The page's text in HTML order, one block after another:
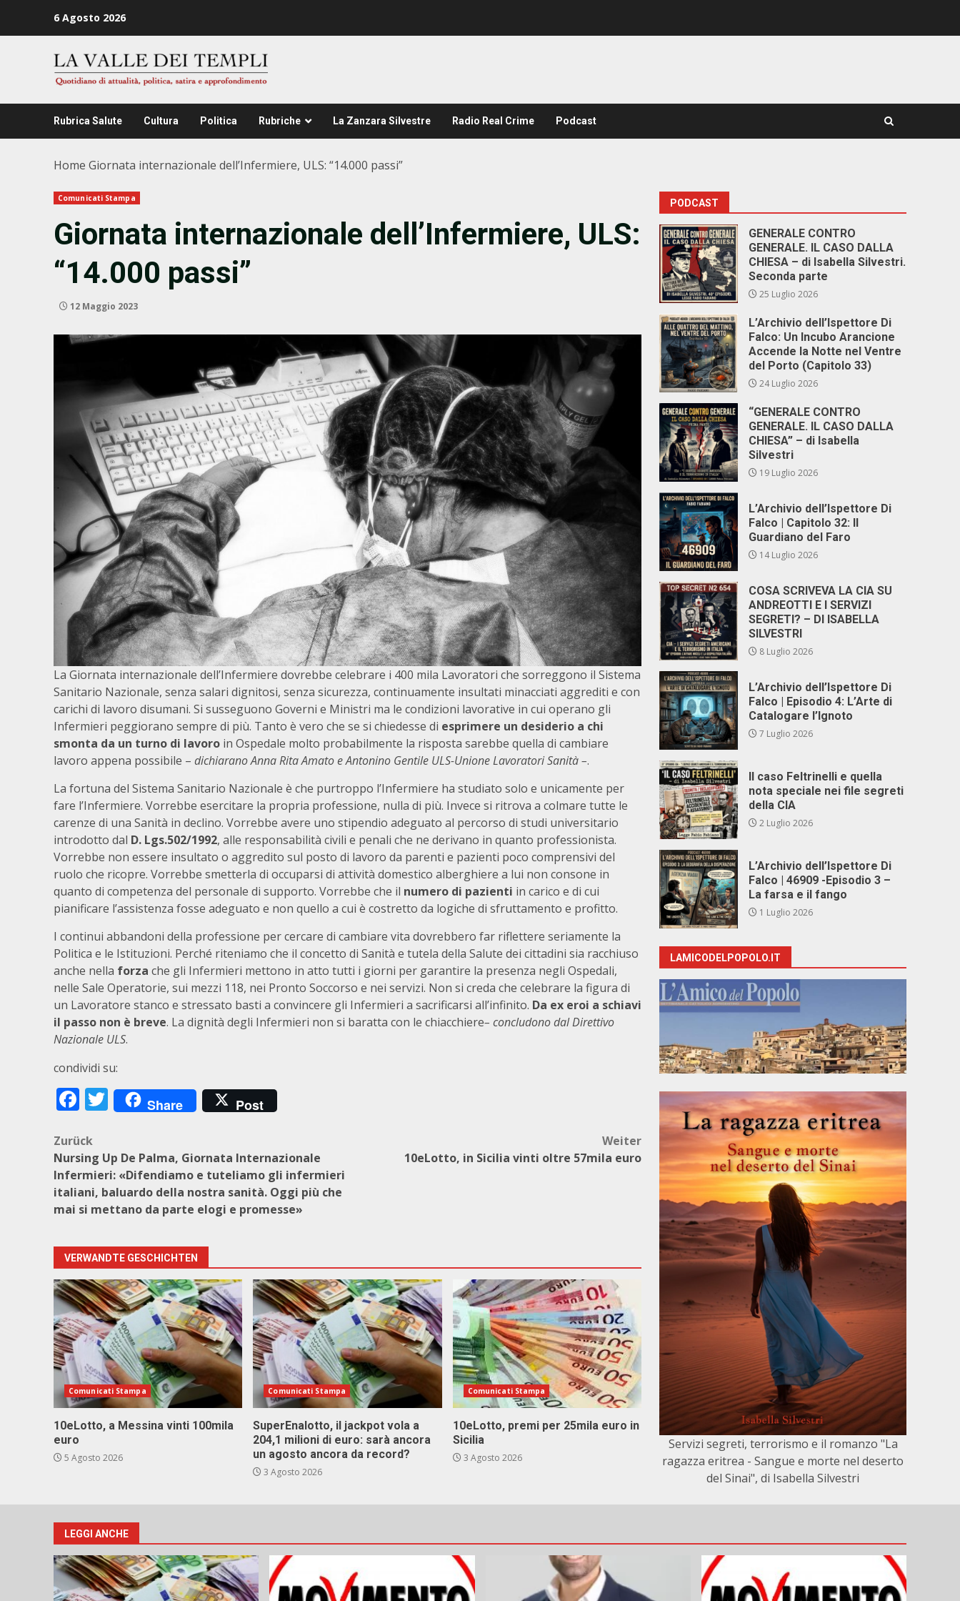
6 Agosto 2026
Rubrica Salute Cultura Politica Rubriche La Zanzara Silvestre Radio Real Crime Podcast
Home Giornata internazionale dell’Infermiere, ULS: “14.000 passi”
Comunicati Stampa
Giornata internazionale dell’Infermiere, ULS:
“14.000 passi”
12 Maggio 2023
La Giornata internazionale dell’Infermiere dovrebbe celebrare i 400 mila Lavoratori che sorreggono il Sistema
Sanitario Nazionale, senza salari dignitosi, senza sicurezza, continuamente insultati minacciati aggrediti e con
carichi di lavoro disumani. Si susseguono Governi e Ministri ma le condizioni lavorative in cui operano gli
Infermieri peggiorano sempre di più. Tanto è vero che se si chiedesse di esprimere un desiderio a chi
smonta da un turno di lavoro in Ospedale molto probabilmente la risposta sarebbe quella di cambiare
lavoro appena possibile – dichiarano Anna Rita Amato e Antonino Gentile ULS-Unione Lavoratori Sanità –.
La fortuna del Sistema Sanitario Nazionale è che purtroppo l’Infermiere ha studiato solo e unicamente per
fare l’Infermiere. Vorrebbe esercitare la propria professione, nulla di più. Invece si ritrova a colmare tutte le
carenze di una Sanità in declino. Vorrebbe avere uno stipendio adeguato al percorso di studi universitario
introdotto dal D. Lgs.502/1992, alle responsabilità civili e penali che ne derivano in quanto professionista.
Vorrebbe non essere insultato o aggredito sul posto di lavoro da parenti e pazienti poco comprensivi del
ruolo che ricopre. Vorrebbe smetterla di occuparsi di attività domestico alberghiere a lui non consone in
quanto di competenza del personale di supporto. Vorrebbe che il numero di pazienti in carico e di cui
pianificare l’assistenza fosse adeguato e non quello a cui è costretto da logiche di sfruttamento e profitto.
I continui abbandoni della professione per cercare di cambiare vita dovrebbero far riflettere seriamente la
Politica e le Istituzioni. Perché riteniamo che il concetto di Sanità e tutela della Salute dei cittadini sia racchiuso
anche nella forza che gli Infermieri mettono in atto tutti i giorni per garantire la presenza negli Ospedali,
nelle Sale Operatorie, sui mezzi 118, nei Pronto Soccorso e nei servizi. Non si creda che celebrare la figura di
un Lavoratore stanco e stressato basti a convincere gli Infermieri a sacrificarsi all’infinito. Da ex eroi a schiavi
il passo non è breve. La dignità degli Infermieri non si baratta con le chiacchiere– concludono dal Direttivo
Nazionale ULS.
condividi su:
Facebook
Twitter
Share Post
Beitragsnavigation
Zurück
Nursing Up De Palma, Giornata Internazionale
Infermieri: «Difendiamo e tuteliamo gli infermieri
italiani, baluardo della nostra sanità. Oggi più che
mai si mettano da parte elogi e promesse»
Weiter
10eLotto, in Sicilia vinti oltre 57mila euro
VERWANDTE GESCHICHTEN
Comunicati Stampa
10eLotto, a Messina vinti 100mila
euro
5 Agosto 2026
Comunicati Stampa
SuperEnalotto, il jackpot vola a
204,1 milioni di euro: sarà ancora
un agosto ancora da record?
3 Agosto 2026
Comunicati Stampa
10eLotto, premi per 25mila euro in
Sicilia
3 Agosto 2026
PODCAST
GENERALE CONTRO
GENERALE. IL CASO DALLA
CHIESA – di Isabella Silvestri.
Seconda parte
25 Luglio 2026
L’Archivio dell’Ispettore Di
Falco: Un Incubo Arancione
Accende la Notte nel Ventre
del Porto (Capitolo 33)
24 Luglio 2026
“GENERALE CONTRO
GENERALE. IL CASO DALLA
CHIESA” – di Isabella
Silvestri
19 Luglio 2026
L’Archivio dell’Ispettore Di
Falco | Capitolo 32: Il
Guardiano del Faro
14 Luglio 2026
COSA SCRIVEVA LA CIA SU
ANDREOTTI E I SERVIZI
SEGRETI? – DI ISABELLA
SILVESTRI
8 Luglio 2026
L’Archivio dell’Ispettore Di
Falco | Episodio 4: L’Arte di
Catalogare l’Ignoto
7 Luglio 2026
Il caso Feltrinelli e quella
nota speciale nei file segreti
della CIA
2 Luglio 2026
L’Archivio dell’Ispettore Di
Falco | 46909 -Episodio 3 –
La farsa e il fango
1 Luglio 2026
LAMICODELPOPOLO.IT
Servizi segreti, terrorismo e il romanzo "La
ragazza eritrea - Sangue e morte nel deserto
del Sinai", di Isabella Silvestri
LEGGI ANCHE